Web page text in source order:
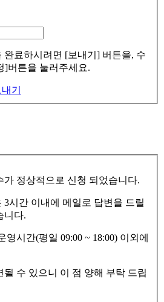
완료하시려면 [보내기] 버튼을, 수
]버튼을 눌러주세요.
기
가 정상적으로 신청 되었습니다.
3시간 이내에 메일로 답변을 드릴
니다.
영시간(평일 09:00 ~ 18:00) 이외에
될 수 있으니 이 점 양해 부탁 드립